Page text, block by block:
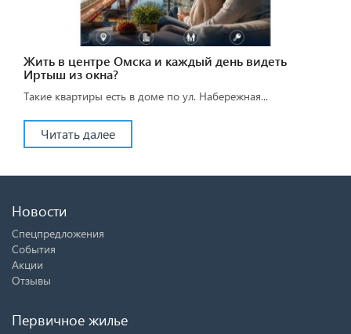
Жить в центре Омска и каждый день видеть
Иртыш из окна?
Такие квартиры есть в доме по ул. Набережная...
Читать далее
Новости
Спецпредложения
События
Акции
Отзывы
Первичное жилье